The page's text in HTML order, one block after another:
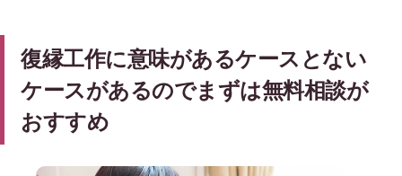
復縁工作に意味があるケースとない
ケースがあるのでまずは無料相談が
おすすめ